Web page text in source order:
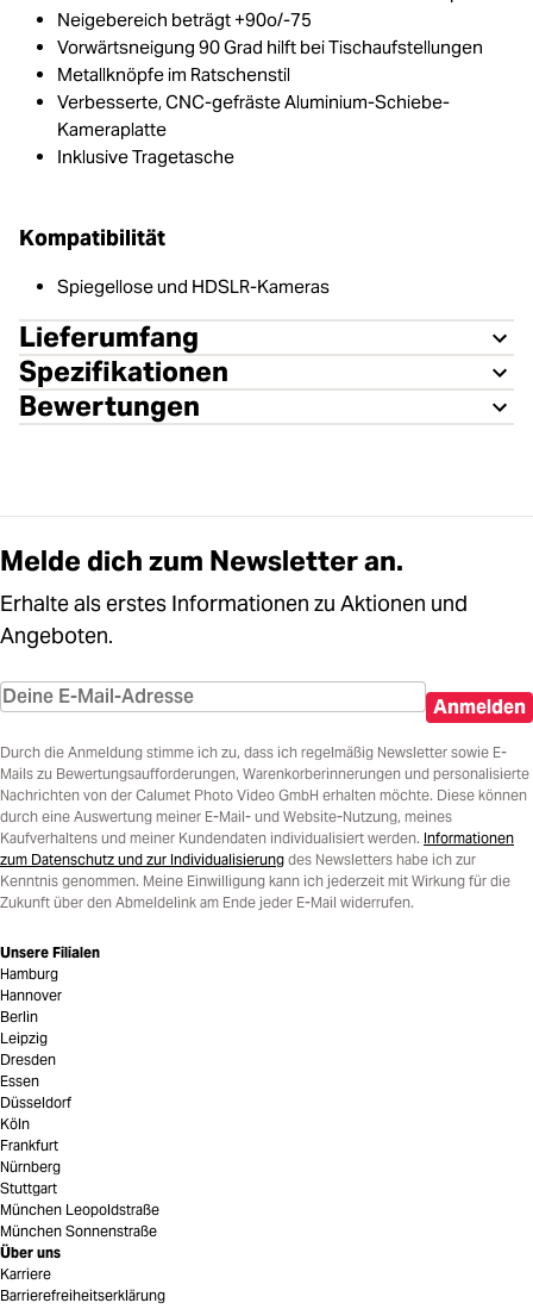
Neigebereich beträgt +90o/-75
Vorwärtsneigung 90 Grad hilft bei Tischaufstellungen
Metallknöpfe im Ratschenstil
Verbesserte, CNC-gefräste Aluminium-Schiebe-
Kameraplatte
Inklusive Tragetasche
Kompatibilität
Spiegellose und HDSLR-Kameras
Lieferumfang
Spezifikationen
Bewertungen
Melde dich zum Newsletter an.
Erhalte als erstes Informationen zu Aktionen und
Angeboten.
Anmelden
Durch die Anmeldung stimme ich zu, dass ich regelmäßig Newsletter sowie E-
Mails zu Bewertungsaufforderungen, Warenkorberinnerungen und personalisierte
Nachrichten von der Calumet Photo Video GmbH erhalten möchte. Diese können
durch eine Auswertung meiner E-Mail- und Website-Nutzung, meines
Kaufverhaltens und meiner Kundendaten individualisiert werden. Informationen
zum Datenschutz und zur Individualisierung des Newsletters habe ich zur
Kenntnis genommen. Meine Einwilligung kann ich jederzeit mit Wirkung für die
Zukunft über den Abmeldelink am Ende jeder E-Mail widerrufen.
Unsere Filialen
Hamburg
Hannover
Berlin
Leipzig
Dresden
Essen
Düsseldorf
Köln
Frankfurt
Nürnberg
Stuttgart
München Leopoldstraße
München Sonnenstraße
Über uns
Karriere
Barrierefreiheitserklärung